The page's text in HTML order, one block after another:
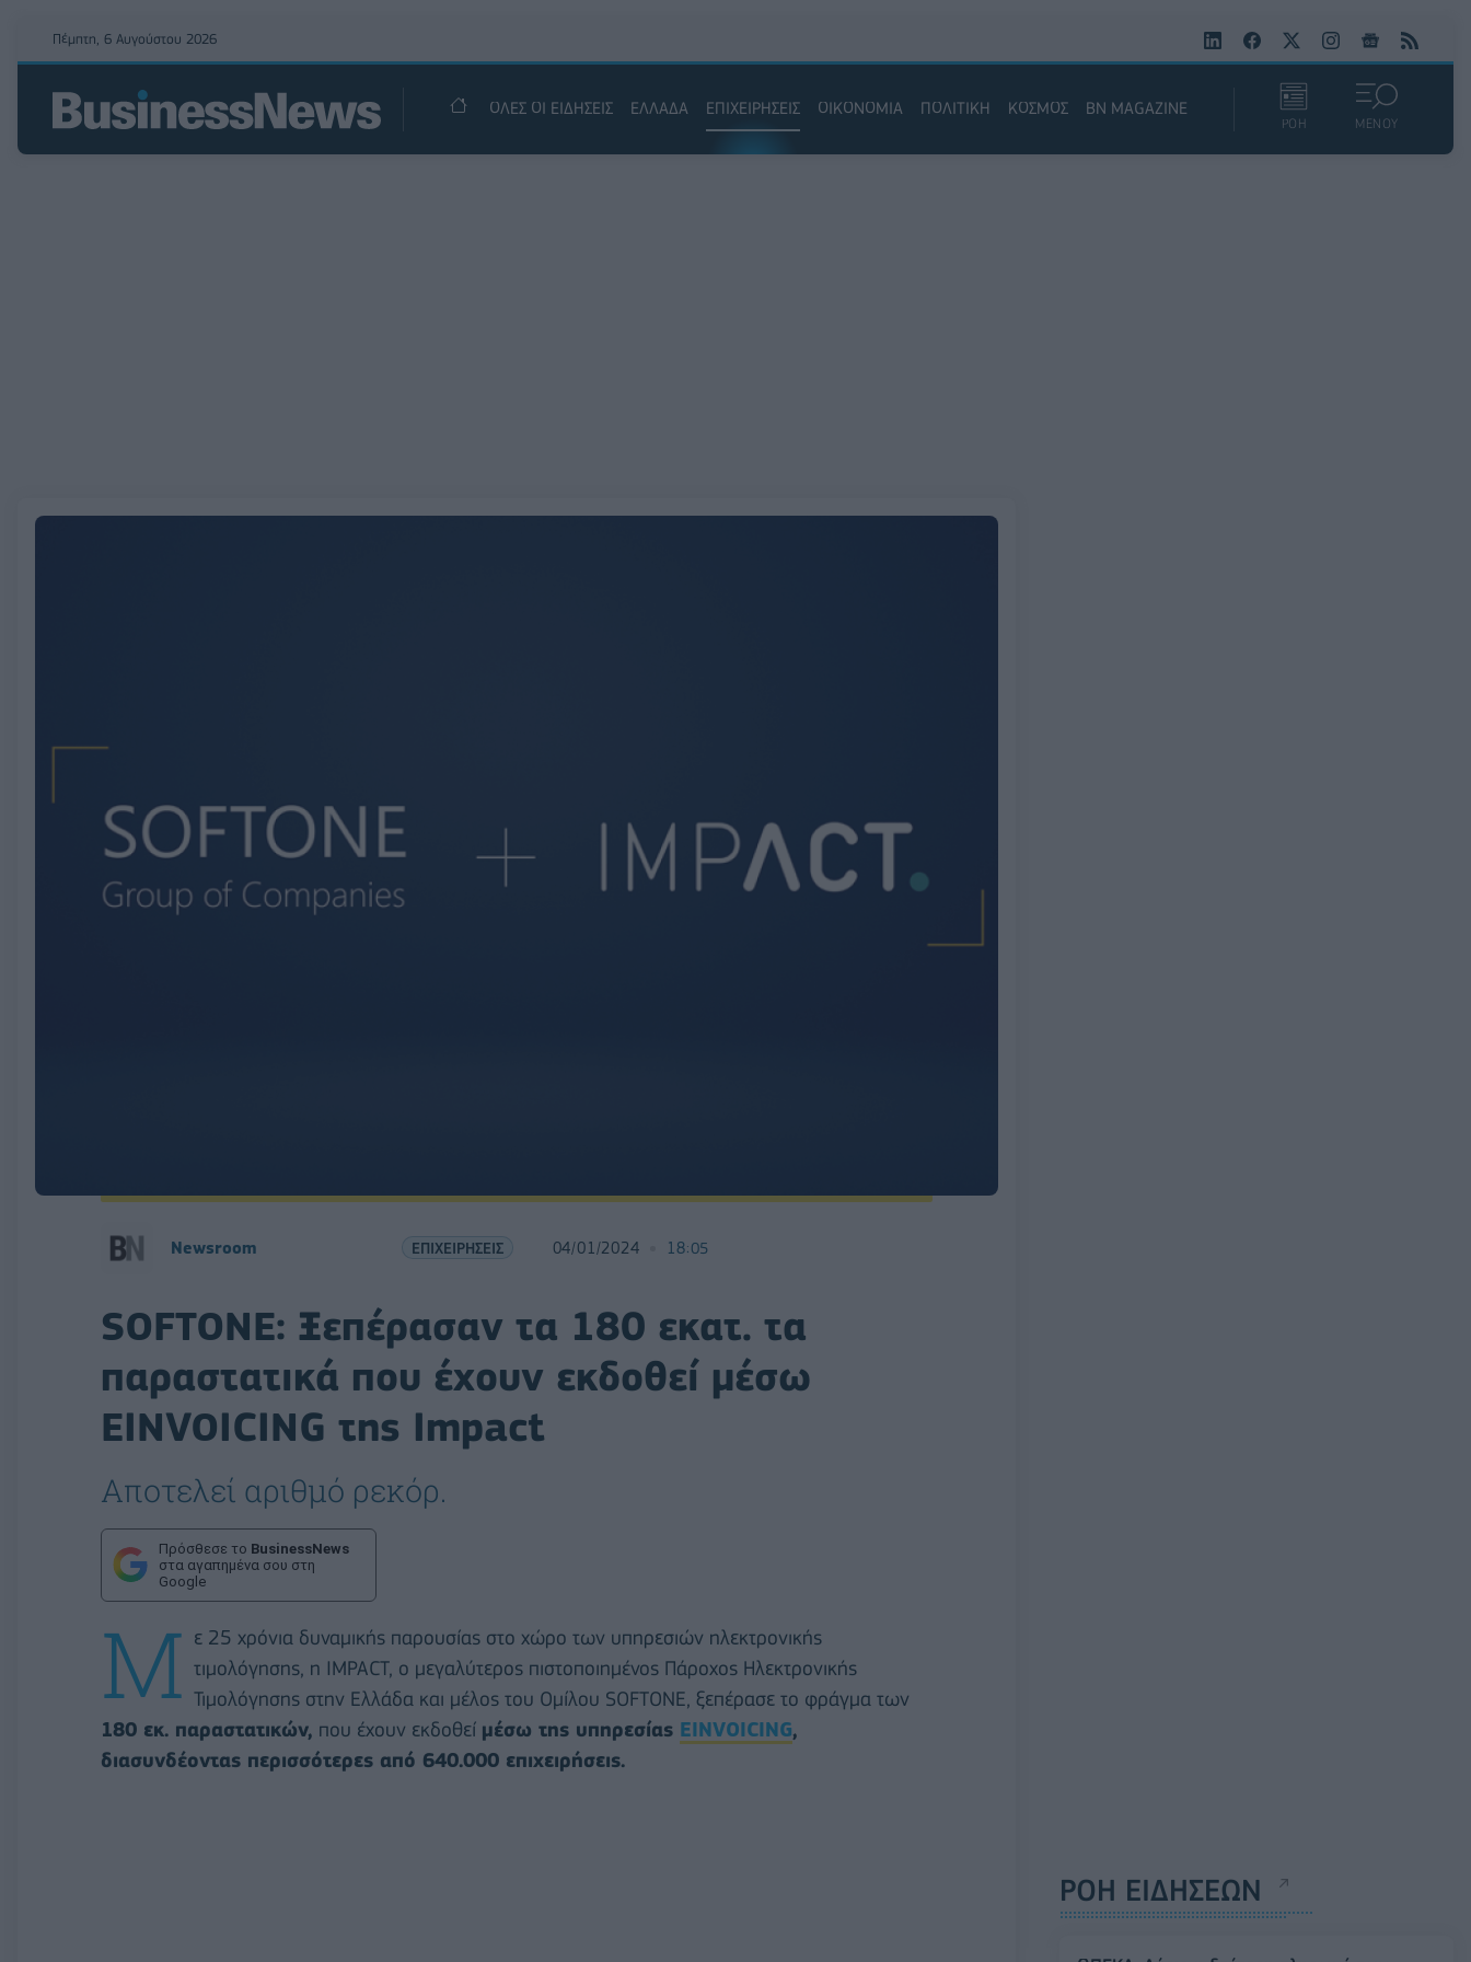
Πέμπτη, 6 Αυγούστου 2026
ΟΛΕΣ ΟΙ ΕΙΔΗΣΕΙΣ ΕΛΛΑΔΑ ΕΠΙΧΕΙΡΗΣΕΙΣ ΟΙΚΟΝΟΜΙΑ ΠΟΛΙΤΙΚΗ ΚΟΣΜΟΣ BN MAGAZINE
ΡΟΗ ΜΕΝΟΥ
Newsroom ΕΠΙΧΕΙΡΗΣΕΙΣ 04/01/2024 18:05
SOFTONE: Ξεπέρασαν τα 180 εκατ. τα
παραστατικά που έχουν εκδοθεί μέσω
EINVOICING της Impact
Αποτελεί αριθμό ρεκόρ.
Πρόσθεσε το BusinessNews
στα αγαπημένα σου στη
Google
Μ ε 25 χρόνια δυναμικής παρουσίας στο χώρο των υπηρεσιών ηλεκτρονικής
τιμολόγησης, η IMPACT, ο μεγαλύτερος πιστοποιημένος Πάροχος Ηλεκτρονικής
Τιμολόγησης στην Ελλάδα και μέλος του Ομίλου SOFTONE, ξεπέρασε το φράγμα των
180 εκ. παραστατικών, που έχουν εκδοθεί μέσω της υπηρεσίας EINVOICING,
διασυνδέοντας περισσότερες από 640.000 επιχειρήσεις.
ΡΟΗ ΕΙΔΗΣΕΩΝ